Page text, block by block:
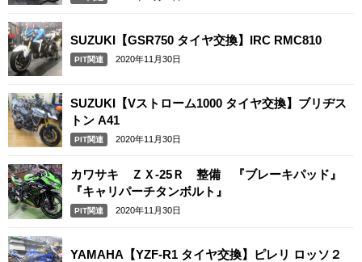
SUZUKI【GSR750 タイヤ交換】IRC RMC810
PIT関連 2020年11月30日
SUZUKI【Vストローム1000 タイヤ交換】ブリヂス
トン A41
PIT関連 2020年11月30日
カワサキ ＺＸ-25Ｒ 整備 『ブレーキパッド』
『キャリパーチタンボルト』
PIT関連 2020年11月30日
YAMAHA【YZF-R1 タイヤ交換】ピレリ ロッソ２